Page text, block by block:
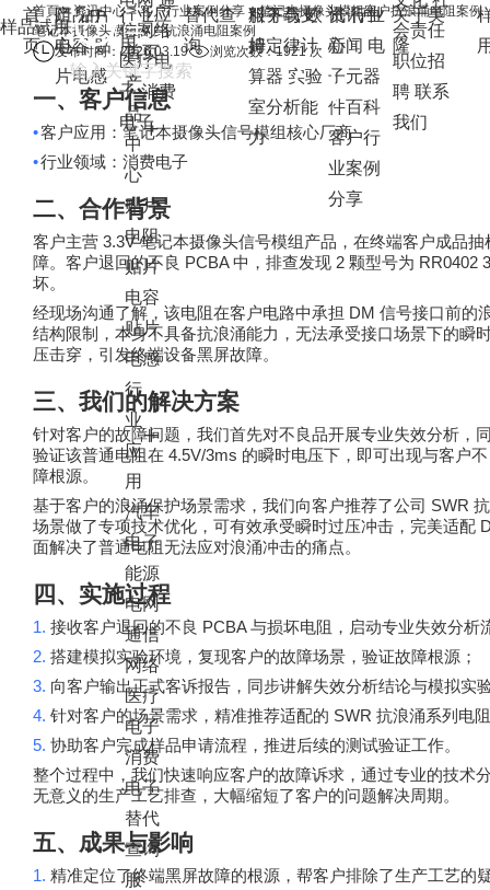
首
页
产品中
心
阻贴片
电容贴
片电感
行业应
用
信网络
医疗电
子消费
电子
替代查
询
服务与支
持
料下载欧
姆定律计
算器 实验
室分析能
力
资讯中
心
讯行业
新闻 电
子元器
件百科
客户行
业案例
分享
关于美
隆
会责任
职位招
聘联系
我们
样品试用
首页
产
品
中
心
贴片
电阻
贴片
电容
贴片
电感
行
业
应
用
汽车
电子
能源
电网
通信
网络
医疗
电子
消费
电子
替代
查询
服
首頁> 资讯中心> 客户行业案例分享 > 笔记本摄像头模组客户抗浪涌电阻案例
笔记本摄像头模组客户抗浪涌电阻案例
发布时间：2026.03.19
浏览次数：1921 次
一、客户信息
•客户应用：笔记本摄像头信号模组核心厂商
•行业领域：消费电子
二、合作背景
客户主营 3.3V笔记本摄像头信号模组产品，在终端客户成品抽
障。客户退回的不良 PCBA中，排查发现 2 颗型号为 RR0402
坏。
经现场沟通了解，该电阻在客户电路中承担 DM 信号接口前的
结构限制，本身不具备抗浪涌能力，无法承受接口场景下的瞬
压击穿，引发终端设备黑屏故障。
三、我们的解决方案
针对客户的故障问题，我们首先对不良品开展专业失效分析，
验证该普通电阻在 4.5V/3ms 的瞬时电压下，即可出现与客户
障根源。
基于客户的浪涌保护场景需求，我们向客户推荐了公司 SWR
场景做了专项技术优化，可有效承受瞬时过压冲击，完美适配
面解决了普通电阻无法应对浪涌冲击的痛点。
四、实施过程
1. 接收客户退回的不良 PCBA与损坏电阻，启动专业失效分析
2. 搭建模拟实验环境，复现客户的故障场景，验证故障根源；
3. 向客户输出正式客诉报告，同步讲解失效分析结论与模拟实
4. 针对客户的场景需求，精准推荐适配的 SWR 抗浪涌系列电
5. 协助客户完成样品申请流程，推进后续的测试验证工作。
整个过程中，我们快速响应客户的故障诉求，通过专业的技术
无意义的生产工艺排查，大幅缩短了客户的问题解决周期。
五、成果与影响
1. 精准定位了终端黑屏故障的根源，帮客户排除了生产工艺的